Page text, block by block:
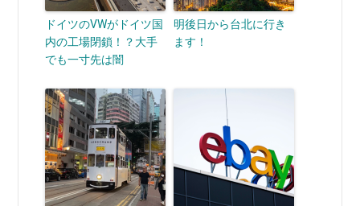
ドイツのVWがドイツ国
内の工場閉鎖！？大手
でも一寸先は闇
明後日から台北に行き
ます！